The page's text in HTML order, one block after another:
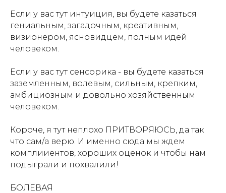
Если у вас тут интуиция, вы будете казаться
гениальным, загадочным, креативным,
визионером, ясновидцем, полным идей
человеком.
Если у вас тут сенсорика - вы будете казаться
заземленным, волевым, сильным, крепким,
амбициозным и довольно хозяйственным
человеком.
Короче, я тут неплохо ПРИТВОРЯЮСЬ, да так
что сам/а верю. И именно сюда мы ждем
комплииентов, хороших оценок и чтобы нам
подыграли и похвалили!
БОЛЕВАЯ